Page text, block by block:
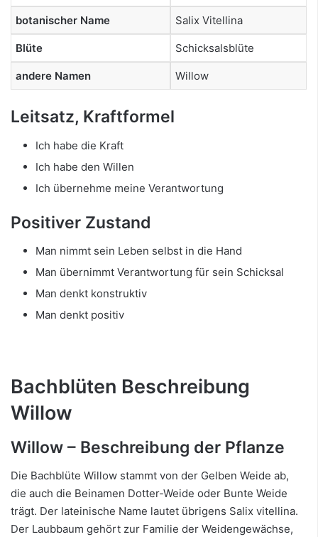
botanischer Name Salix Vitellina
Blüte Schicksalsblüte
andere Namen Willow
Leitsatz, Kraftformel
Ich habe die Kraft
Ich habe den Willen
Ich übernehme meine Verantwortung
Positiver Zustand
Man nimmt sein Leben selbst in die Hand
Man übernimmt Verantwortung für sein Schicksal
Man denkt konstruktiv
Man denkt positiv
Bachblüten Beschreibung
Willow
Willow – Beschreibung der Pflanze
Die Bachblüte Willow stammt von der Gelben Weide ab,
die auch die Beinamen Dotter-Weide oder Bunte Weide
trägt. Der lateinische Name lautet übrigens Salix vitellina.
Der Laubbaum gehört zur Familie der Weidengewächse,